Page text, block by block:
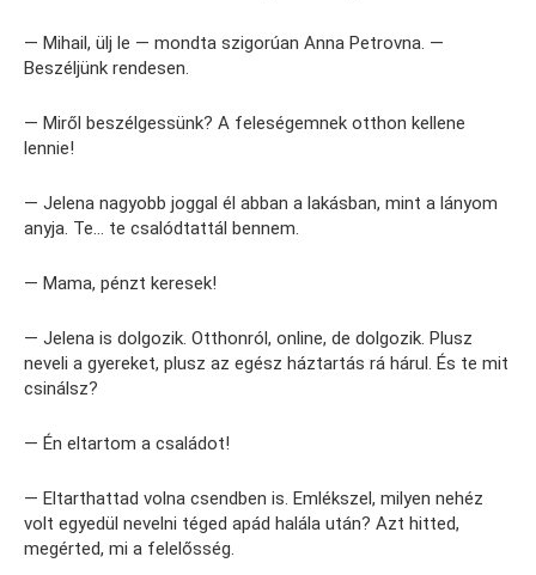
— Mihail, ülj le — mondta szigorúan Anna Petrovna. —
Beszéljünk rendesen.
— Miről beszélgessünk? A feleségemnek otthon kellene
lennie!
— Jelena nagyobb joggal él abban a lakásban, mint a lányom
anyja. Te… te csalódtattál bennem.
— Mama, pénzt keresek!
— Jelena is dolgozik. Otthonról, online, de dolgozik. Plusz
neveli a gyereket, plusz az egész háztartás rá hárul. És te mit
csinálsz?
— Én eltartom a családot!
— Eltarthattad volna csendben is. Emlékszel, milyen nehéz
volt egyedül nevelni téged apád halála után? Azt hitted,
megérted, mi a felelősség.